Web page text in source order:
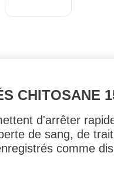
CHITOSANE
d'arrêter
de sang, de
comme